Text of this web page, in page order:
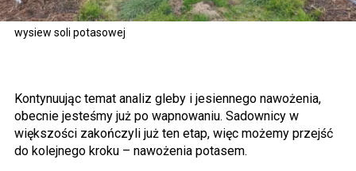
wysiew soli potasowej
Kontynuując temat analiz gleby i jesiennego nawożenia,
obecnie jesteśmy już po wapnowaniu. Sadownicy w
większości zakończyli już ten etap, więc możemy przejść
do kolejnego kroku – nawożenia potasem.